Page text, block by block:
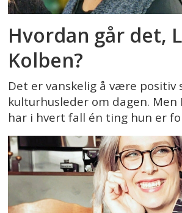
Hvordan går det,
Kolben?
Det er vanskelig å være positiv
kulturhusleder om dagen. Men
har i hvert fall én ting hun er